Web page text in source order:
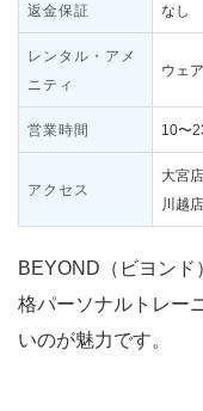
返金保証 なし
レンタル・アメ
ニティ
ウェ
営業時間 10〜
アクセス
大宮
川越
BEYOND（ビヨンド
格パーソナルトレー
いのが魅力です。